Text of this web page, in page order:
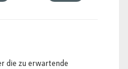
die zu erwartende